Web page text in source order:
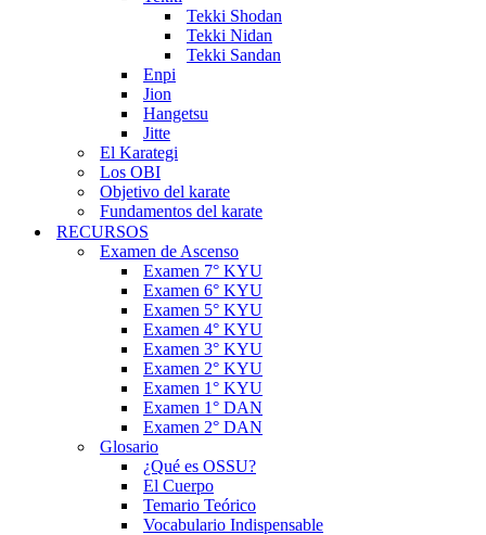
Tekki Shodan
Tekki Nidan
Tekki Sandan
Enpi
Jion
Hangetsu
Jitte
El Karategi
Los OBI
Objetivo del karate
Fundamentos del karate
RECURSOS
Examen de Ascenso
Examen 7° KYU
Examen 6° KYU
Examen 5° KYU
Examen 4° KYU
Examen 3° KYU
Examen 2° KYU
Examen 1° KYU
Examen 1° DAN
Examen 2° DAN
Glosario
¿Qué es OSSU?
El Cuerpo
Temario Teórico
Vocabulario Indispensable